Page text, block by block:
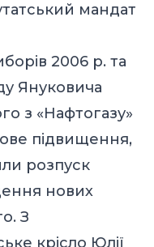
мандат
2006 р. та
Януковича
з «Нафтогазу»
підвищення,
розпуск
нових
З
крісло Юлії